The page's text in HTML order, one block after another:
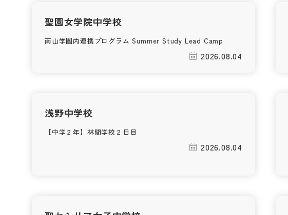
聖園女学院中学校
南山学園内連携プログラム Summer Study Lead Camp
2026.08.04
浅野中学校
【中学２年】林間学校２日目
2026.08.04